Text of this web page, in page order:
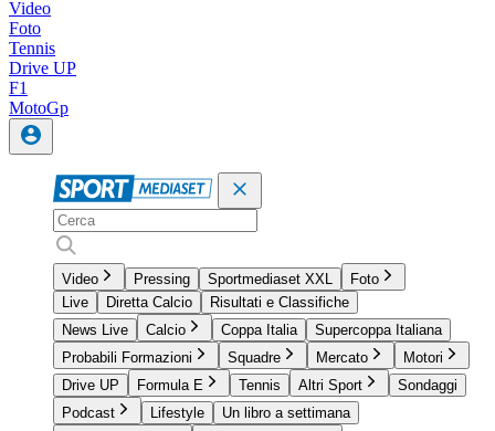
Video
Foto
Tennis
Drive UP
F1
MotoGp
Video Pressing Sportmediaset XXL
Foto
Live
Diretta Calcio
Risultati e Classifiche
News Live
Calcio Coppa Italia
Supercoppa Italiana
Probabili Formazioni
Squadre Mercato
Motori
Drive UP
Formula E Tennis Altri Sport
Sondaggi
Podcast
Lifestyle
Un libro a settimana